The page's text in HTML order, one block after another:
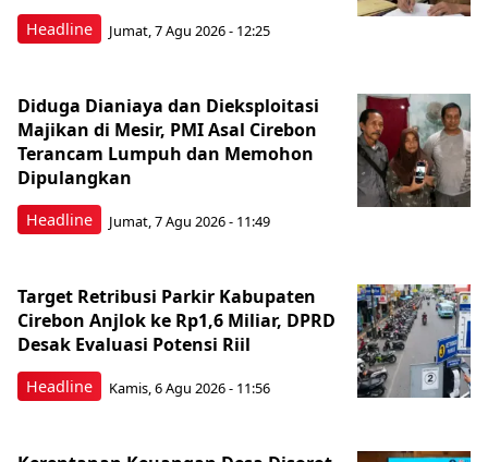
Headline Jumat, 7 Agu 2026 - 12:25
Headline
Diduga Dianiaya dan Dieksploitasi
Majikan di Mesir, PMI Asal Cirebon
Terancam Lumpuh dan Memohon
Dipulangkan
Jumat, 7 Agu 2026 - 11:49
Headline
Target Retribusi Parkir Kabupaten
Cirebon Anjlok ke Rp1,6 Miliar, DPRD
Desak Evaluasi Potensi Riil
Kamis, 6 Agu 2026 - 11:56